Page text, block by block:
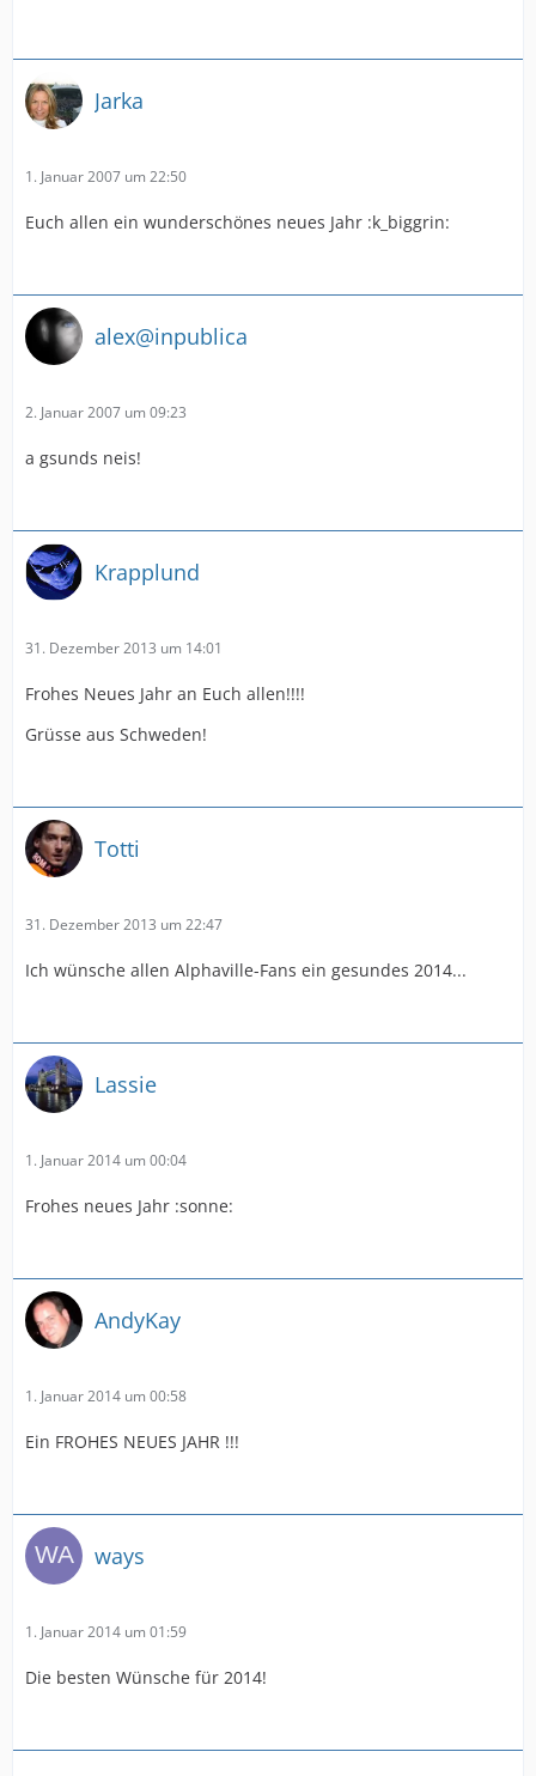
Jarka
1. Januar 2007 um 22:50
Euch allen ein wunderschönes neues Jahr :k_biggrin:
alex@inpublica
2. Januar 2007 um 09:23
a gsunds neis!
Krapplund
31. Dezember 2013 um 14:01
Frohes Neues Jahr an Euch allen!!!!
Grüsse aus Schweden!
Totti
31. Dezember 2013 um 22:47
Ich wünsche allen Alphaville-Fans ein gesundes 2014...
Lassie
1. Januar 2014 um 00:04
Frohes neues Jahr :sonne:
AndyKay
1. Januar 2014 um 00:58
Ein FROHES NEUES JAHR !!!
ways
1. Januar 2014 um 01:59
Die besten Wünsche für 2014!